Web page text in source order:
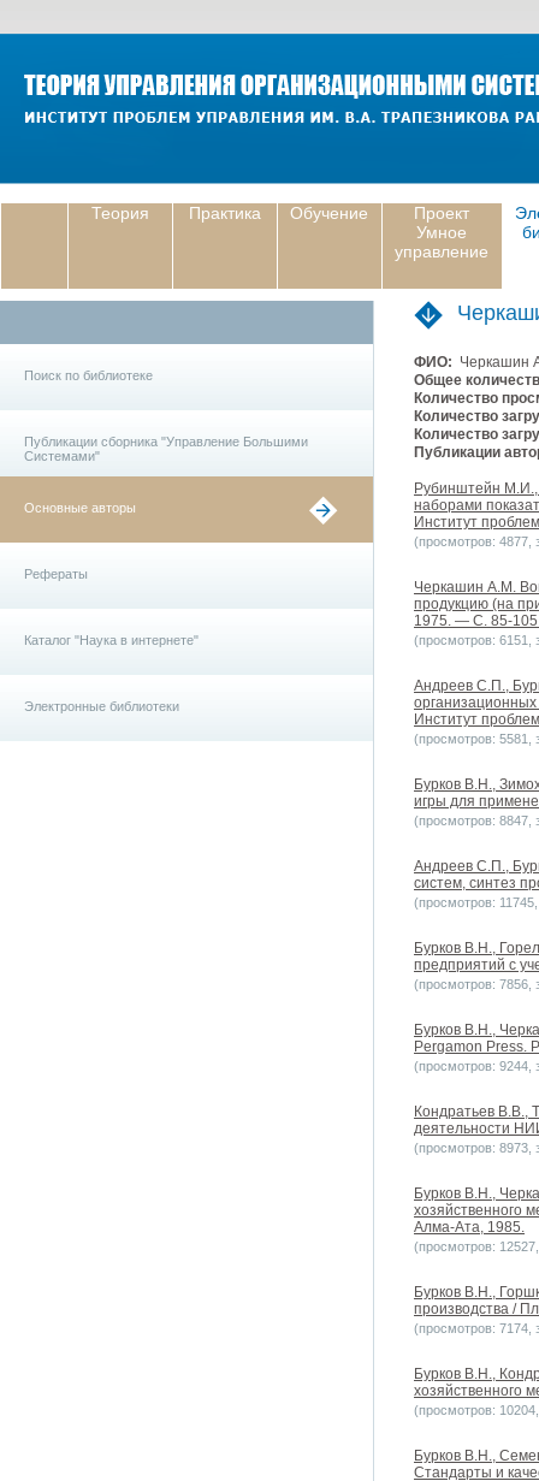
Теория Практика Обучение
Проект
Умное
управление
Поиск по библиотеке
Публикации сборника "Управление Большими
Системами"
Основные авторы
Рефераты
Каталог "Наука в интернете"
Электронные библиотеки
ФИО: Черкашин
Общее
Количество
Количество
Количество
Публикации
Рубинштейн
наборами
Институт
(просмотров: 4877,
Черкашин А.М.
продукцию (на
1975. — С. 85-
(просмотров: 6151,
Андреев С.П.,
Институт
(просмотров: 5581,
Бурков B.H.,
игры для
(просмотров: 8847,
Андреев С.П.,
систем, синтез
(просмотров:
Бурков В.Н.,
предприятий с
(просмотров: 7856,
Бурков B.H.,
Pergamon Press.
(просмотров: 9244,
Кондратьев В.В.,
деятельности
(просмотров: 8973,
Бурков В.H.,
хозяйственного
Алма-Ата, 1985.
(просмотров:
Бурков В.Н.,
производства /
(просмотров: 7174,
Бурков В.Н.,
хозяйственного
(просмотров:
Бурков В.Н.,
Стандарты и